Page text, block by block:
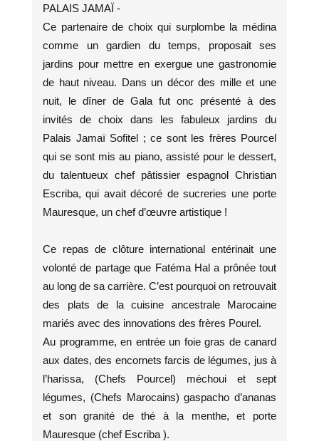
PALAIS JAMAÏ -
Ce partenaire de choix qui surplombe la médina
comme un gardien du temps, proposait ses
jardins pour mettre en exergue une gastronomie
de haut niveau. Dans un décor des mille et une
nuit, le dîner de Gala fut onc présenté à des
invités de choix dans les fabuleux jardins du
Palais Jamaï Sofitel ; ce sont les frères Pourcel
qui se sont mis au piano, assisté pour le dessert,
du talentueux chef pâtissier espagnol Christian
Escriba, qui avait décoré de sucreries une porte
Mauresque, un chef d’œuvre artistique !
Ce repas de clôture international entérinait une
volonté de partage que Fatéma Hal a prônée tout
au long de sa carrière. C’est pourquoi on retrouvait
des plats de la cuisine ancestrale Marocaine
mariés avec des innovations des frères Pourel.
Au programme, en entrée un foie gras de canard
aux dates, des encornets farcis de légumes, jus à
l’harissa, (Chefs Pourcel) méchoui et sept
légumes, (Chefs Marocains) gaspacho d’ananas
et son granité de thé à la menthe, et porte
Mauresque (chef Escriba ).